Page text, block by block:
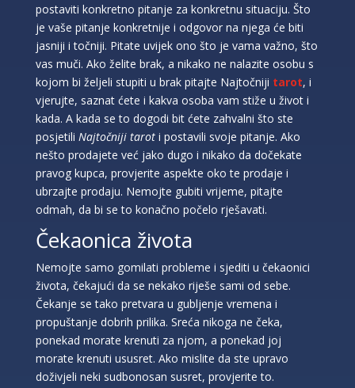
postaviti konkretno pitanje za konkretnu situaciju. Što
je vaše pitanje konkretnije i odgovor na njega će biti
jasniji i točniji. Pitate uvijek ono što je vama važno, što
vas muči. Ako želite brak, a nikako ne nalazite osobu s
kojom bi željeli stupiti u brak pitajte Najtočniji tarot, i
vjerujte, saznat ćete i kakva osoba vam stiže u život i
kada. A kada se to dogodi bit ćete zahvalni što ste
posjetili Najtočniji taroti postavili svoje pitanje. Ako
nešto prodajete već jako dugo i nikako da dočekate
pravog kupca, provjerite aspekte oko te prodaje i
ubrzajte prodaju. Nemojte gubiti vrijeme, pitajte
odmah, da bi se to konačno počelo rješavati.
Čekaonica života
Nemojte samo gomilati probleme i sjediti u čekaonici
života, čekajući da se nekako riješe sami od sebe.
Čekanje se tako pretvara u gubljenje vremena i
propuštanje dobrih prilika. Sreća nikoga ne čeka,
ponekad morate krenuti za njom, a ponekad joj
morate krenuti ususret. Ako mislite da ste upravo
doživjeli neki sudbonosan susret, provjerite to.